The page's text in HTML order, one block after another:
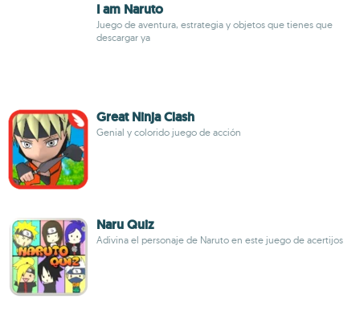
I am Naruto
Juego de aventura, estrategia y objetos que tienes que
descargar ya
Great Ninja Clash
Genial y colorido juego de acción
Naru Quiz
Adivina el personaje de Naruto en este juego de acertijos